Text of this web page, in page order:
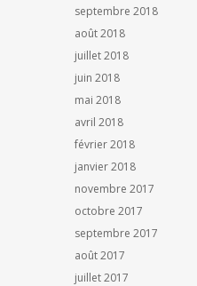
septembre 2018
août 2018
juillet 2018
juin 2018
mai 2018
avril 2018
février 2018
janvier 2018
novembre 2017
octobre 2017
septembre 2017
août 2017
juillet 2017